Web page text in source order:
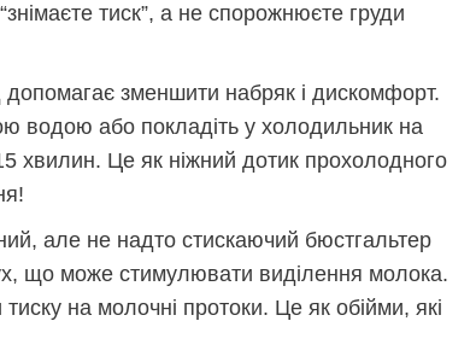
тиск”, а не спорожнюєте груди
зменшити набряк і дискомфорт.
водою або покладіть у холодильник на
хвилин. Це як ніжний дотик прохолодного
але не надто стискаючий бюстгальтер
що може стимулювати виділення молока.
на молочні протоки. Це як обійми, які